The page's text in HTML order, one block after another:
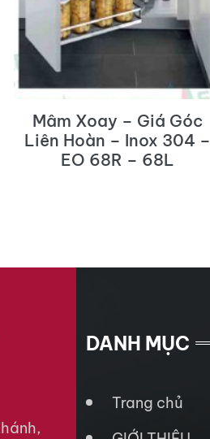
Mâm Xoay – Giá Góc
Liên Hoàn – Inox 304 –
EO 68R – 68L
DANH MỤC
Trang chủ